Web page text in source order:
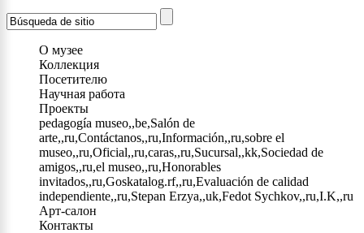
О музее
Коллекция
Посетителю
Научная работа
Проекты
pedagogía museo,,be,Salón de
arte,,ru,Contáctanos,,ru,Información,,ru,sobre el
museo,,ru,Oficial,,ru,caras,,ru,Sucursal,,kk,Sociedad de
amigos,,ru,el museo,,ru,Honorables
invitados,,ru,Goskatalog.rf,,ru,Evaluación de calidad
independiente,,ru,Stepan Erzya,,uk,Fedot Sychkov,,ru,I.K,,ru
Арт-салон
Контакты